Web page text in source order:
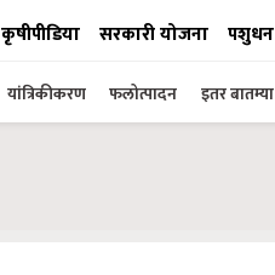
कृषीपीडिया सरकारी योजना पशुधन
यांत्रिकीकरण फलोत्पादन इतर बातम्या